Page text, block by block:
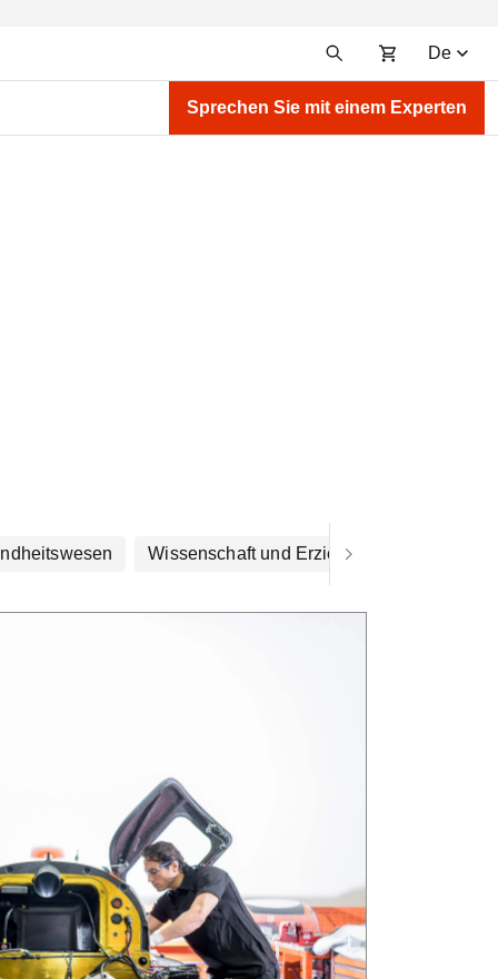
De
Sprechen Sie mit einem Experten
Wissenschaft und Erziehung